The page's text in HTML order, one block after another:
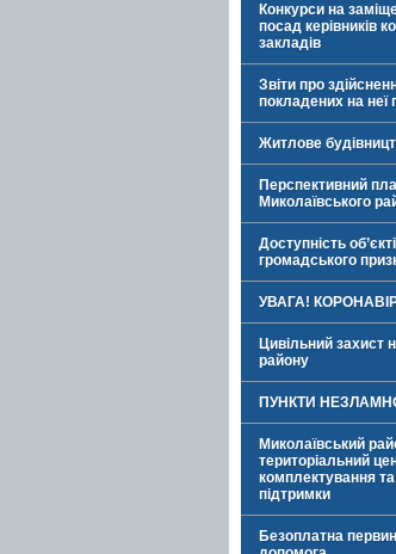
Конкурси на
посад керівників
закладів
Звіти про
покладених на неї
Житлове
Перспективний
Миколаївського
Доступність
громадського
УВАГА!
Цивільний захист
району
ПУНКТИ
Миколаївський
територіальний
комплектування та
підтримки
Безоплатна